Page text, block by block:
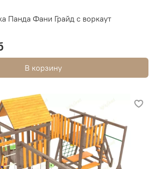
Панда Фани Грайд с воркаут
В корзину